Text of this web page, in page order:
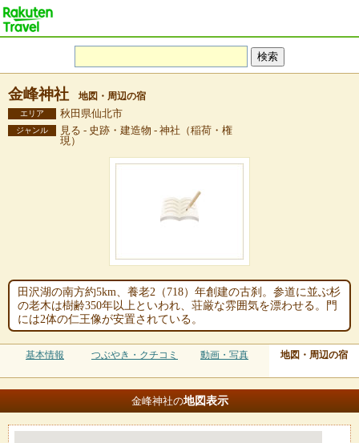
金峰神社 地図・周辺の宿
エリア 秋田県仙北市
ジャンル
見る - 史跡・建造物 - 神社（稲荷・権
現）
田沢湖の南方約5km、養老2（718）年創建の古刹。参道に並ぶ杉
の老木は樹齢350年以上といわれ、荘厳な雰囲気を漂わせる。門
には2体の仁王像が安置されている。
基本情報 つぶやき・クチコミ 動画・写真 地図・周辺の宿
金峰神社の地図表示